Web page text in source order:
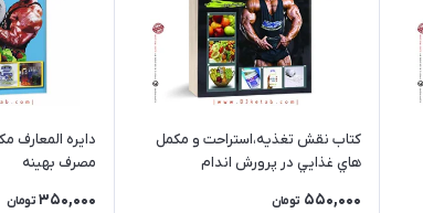
كتاب نقش تغذيه،استراحت و مكمل
هاي غذايي در پرورش اندام
550,000 تومان
دايره المعارف
مصرف بهینه
350,000 تومان